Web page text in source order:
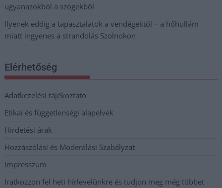
ugyanazokból a szögekből
Ilyenek eddig a tapasztalatok a vendégektől – a hőhullám
miatt ingyenes a strandolás Szolnokon
Elérhetőség
Adatkezelési tájékoztató
Etikai és függetlenségi alapelvek
Hirdetési árak
Hozzászólási és Moderálási Szabályzat
Impresszum
Iratkozzon fel heti hírlevelünkre és tudjon meg még többet